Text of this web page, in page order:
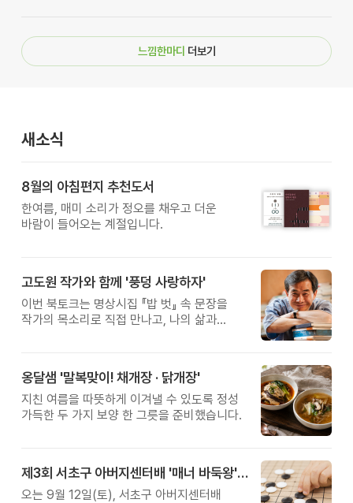
느낌한마디 더보기
새소식
8월의 아침편지 추천도서
한여름, 매미 소리가 정오를 채우고 더운
바람이 들어오는 계절입니다.
고도원 작가와 함께 '풍덩 사랑하자'
이번 북토크는 명상시집 『밥 벗』 속 문장을
작가의 목소리로 직접 만나고, 나의 삶과
옹달샘 '말복맞이! 채개장 · 닭개장'
지친 여름을 따뜻하게 이겨낼 수 있도록 정성
가득한 두 가지 보양 한 그릇을 준비했습니다.
제3회 서초구 아버지센터배 '매너 바둑왕' 대회
오는 9월 12일(토), 서초구 아버지센터배